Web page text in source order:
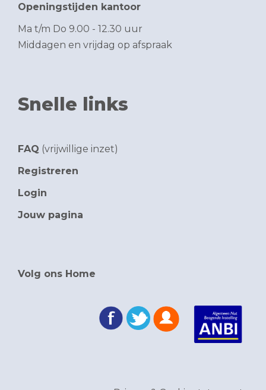
Openingstijden kantoor
Ma t/m Do 9.00 - 12.30 uur
Middagen en vrijdag op afspraak
Snelle links
FAQ (vrijwillige inzet)
Registreren
Login
Jouw pagina
Volg ons Home